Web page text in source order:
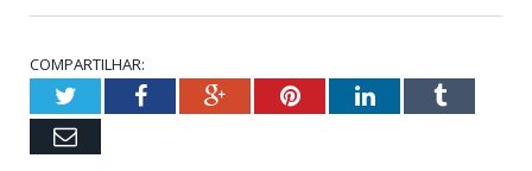
COMPARTILHAR:
TwitterFacebookGoogle+PinterestLinkedInTumblr
Email